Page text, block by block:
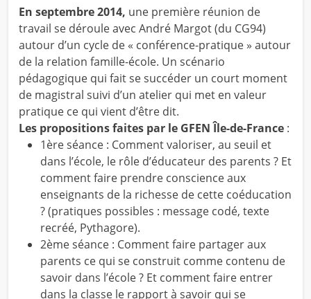
En septembre 2014, une première réunion de
travail se déroule avec André Margot (du CG94)
autour d’un cycle de « conférence-pratique » autour
de la relation famille-école. Un scénario
pédagogique qui fait se succéder un court moment
de magistral suivi d’un atelier qui met en valeur
pratique ce qui vient d’être dit.
Les propositions faites par le GFEN Île-de-France:
1ère séance : Comment valoriser, au seuil et
dans l’école, le rôle d’éducateur des parents ? Et
comment faire prendre conscience aux
enseignants de la richesse de cette coéducation
? (pratiques possibles : message codé, texte
recréé, Pythagore).
2ème séance : Comment faire partager aux
parents ce qui se construit comme contenu de
savoir dans l’école ? Et comment faire entrer
dans la classe le rapport à savoir qui se